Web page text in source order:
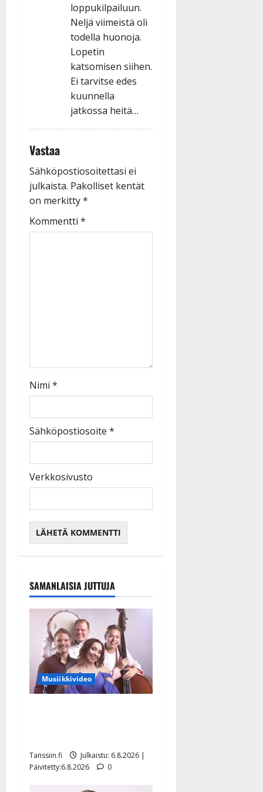
loppukilpailuun.
Neljä viimeistä oli
todella huonoja.
Lopetin
katsomisen siihen.
Ei tarvitse edes
kuunnella
jatkossa heitä…
Vastaa
Sähköpostiosoitettasi ei
julkaista. Pakolliset kentät
on merkitty*
Kommentti *
Nimi *
Sähköpostiosoite *
Verkkosivusto
SAMANLAISIA JUTTUJA
Musiikkivideo
Tanssiin.fi
Julkaistu: 6.8.2026 |
Päivitetty:6.8.2026
0